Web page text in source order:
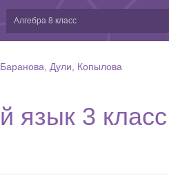
Баранова, Дули, Копылова
язык 3